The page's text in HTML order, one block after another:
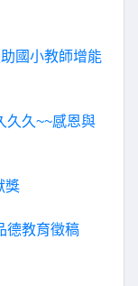
國小教師增能
久久~~感恩與
獎
德教育徵稿